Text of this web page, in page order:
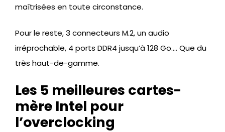
maîtrisées en toute circonstance.
Pour le reste, 3 connecteurs M.2, un audio
irréprochable, 4 ports DDR4 jusqu’à 128 Go…. Que du
très haut-de-gamme.
Les 5 meilleures cartes-
mère Intel pour
l’overclocking